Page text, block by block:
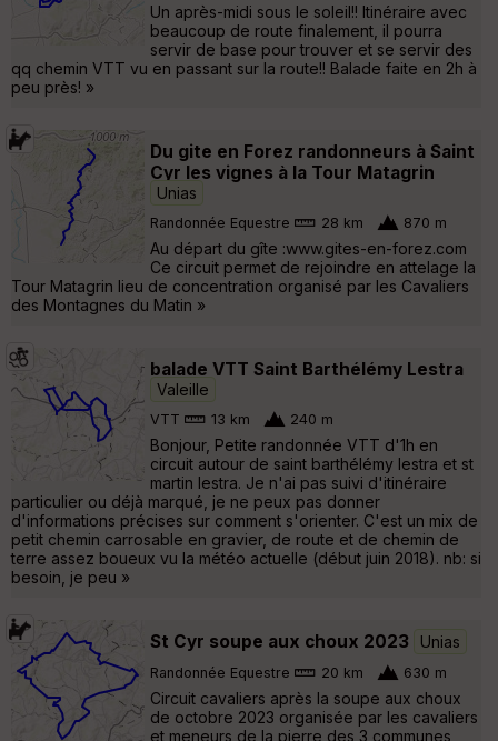
Un après-midi sous le soleil!! Itinéraire avec
beaucoup de route finalement, il pourra
servir de base pour trouver et se servir des
qq chemin VTT vu en passant sur la route!! Balade faite en 2h à
peu près! »
Du gite en Forez randonneurs à Saint
Cyr les vignes à la Tour Matagrin
Unias
Randonnée Equestre 28 km 870 m
Au départ du gîte :www.gites-en-forez.com
Ce circuit permet de rejoindre en attelage la
Tour Matagrin lieu de concentration organisé par les Cavaliers
des Montagnes du Matin »
balade VTT Saint Barthélémy Lestra
Valeille
VTT 13 km 240 m
Bonjour, Petite randonnée VTT d'1h en
circuit autour de saint barthélémy lestra et st
martin lestra. Je n'ai pas suivi d'itinéraire
particulier ou déjà marqué, je ne peux pas donner
d'informations précises sur comment s'orienter. C'est un mix de
petit chemin carrosable en gravier, de route et de chemin de
terre assez boueux vu la météo actuelle (début juin 2018). nb: si
besoin, je peu »
St Cyr soupe aux choux 2023 Unias
Randonnée Equestre 20 km 630 m
Circuit cavaliers après la soupe aux choux
de octobre 2023 organisée par les cavaliers
et meneurs de la pierre des 3 communes